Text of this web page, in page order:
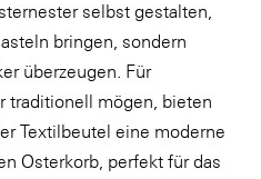
selbst gestalten,
bringen, sondern
überzeugen. Für
traditionell mögen, bieten
Textilbeutel eine moderne
Osterkorb, perfekt für das